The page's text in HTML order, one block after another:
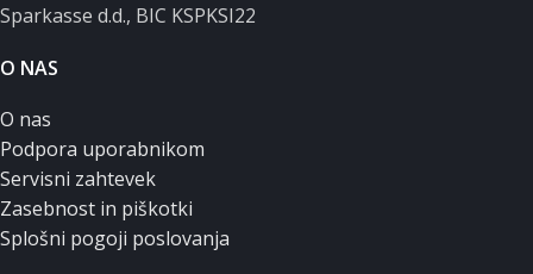
Sparkasse d.d., BIC KSPKSI22
O NAS
O nas
Podpora uporabnikom
Servisni zahtevek
Zasebnost in piškotki
Splošni pogoji poslovanja